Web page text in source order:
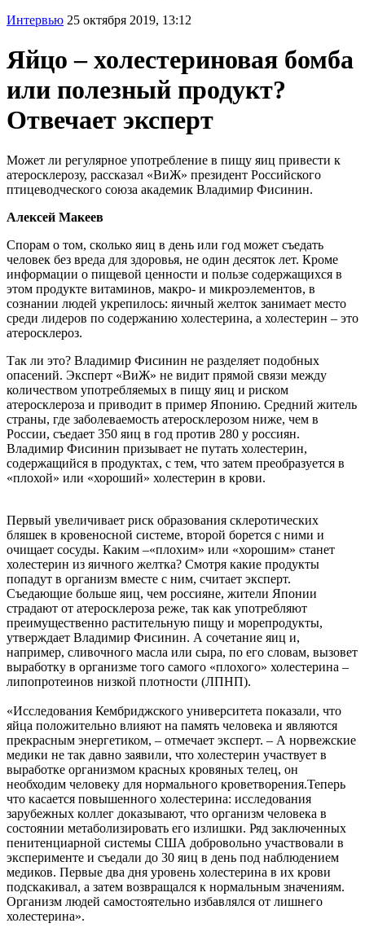
Интервью 25 октября 2019, 13:12
Яйцо – холестериновая бомба
или полезный продукт?
Отвечает эксперт
Может ли регулярное употребление в пищу яиц привести к
атеросклерозу, рассказал «ВиЖ» президент Российского
птицеводческого союза академик Владимир Фисинин.
Алексей Макеев
Спорам о том, сколько яиц в день или год может съедать
человек без вреда для здоровья, не один десяток лет. Кроме
информации о пищевой ценности и пользе содержащихся в
этом продукте витаминов, макро- и микроэлементов, в
сознании людей укрепилось: яичный желток занимает место
среди лидеров по содержанию холестерина, а холестерин – это
атеросклероз.
Так ли это? Владимир Фисинин не разделяет подобных
опасений. Эксперт «ВиЖ» не видит прямой связи между
количеством употребляемых в пищу яиц и риском
атеросклероза и приводит в пример Японию. Средний житель
страны, где заболеваемость атеросклерозом ниже, чем в
России, съедает 350 яиц в год против 280 у россиян.
Владимир Фисинин призывает не путать холестерин,
содержащийся в продуктах, с тем, что затем преобразуется в
«плохой» или «хороший» холестерин в крови.
Первый увеличивает риск образования склеротических
бляшек в кровеносной системе, второй борется с ними и
очищает сосуды. Каким –«плохим» или «хорошим» станет
холестерин из яичного желтка? Смотря какие продукты
попадут в организм вместе с ним, считает эксперт.
Съедающие больше яиц, чем россияне, жители Японии
страдают от атеросклероза реже, так как употребляют
преимущественно растительную пищу и морепродукты,
утверждает Владимир Фисинин. А сочетание яиц и,
например, сливочного масла или сыра, по его словам, вызовет
выработку в организме того самого «плохого» холестерина –
липопротеинов низкой плотности (ЛПНП).
«Исследования Кембриджского университета показали, что
яйца положительно влияют на память человека и являются
прекрасным энергетиком, – отмечает эксперт. – А норвежские
медики не так давно заявили, что холестерин участвует в
выработке организмом красных кровяных телец, он
необходим человеку для нормального кроветворения.Теперь
что касается повышенного холестерина: исследования
зарубежных коллег доказывают, что организм человека в
состоянии метаболизировать его излишки. Ряд заключенных
пенитенциарной системы США добровольно участвовали в
эксперименте и съедали до 30 яиц в день под наблюдением
медиков. Первые два дня уровень холестерина в их крови
подскакивал, а затем возвращался к нормальным значениям.
Организм людей самостоятельно избавлялся от лишнего
холестерина».